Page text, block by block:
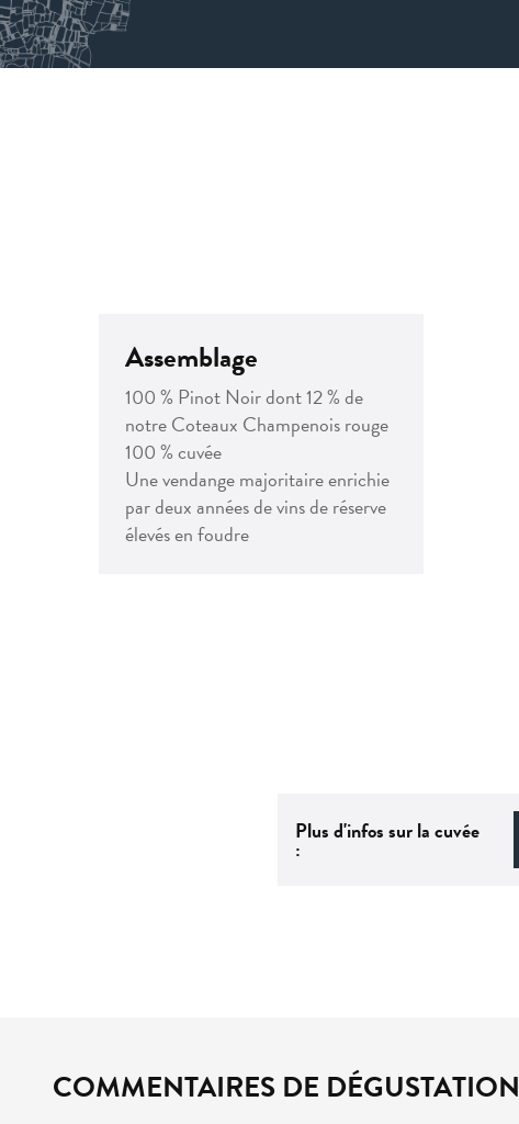
Assemblage
100 % Pinot Noir dont 12 % de
notre Coteaux Champenois rouge
100 % cuvée
Une vendange majoritaire enrichie
par deux années de vins de réserve
élevés en foudre
Plus d'infos sur la cuvée
:
COMMENTAIRES DE DÉGUSTATION